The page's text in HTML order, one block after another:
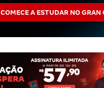
COMECE A ESTUDAR NO GRAN